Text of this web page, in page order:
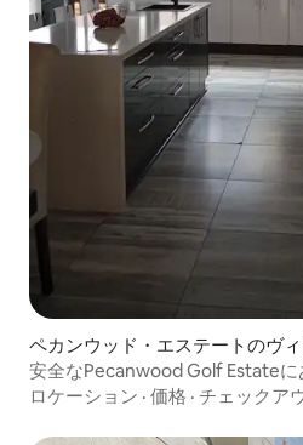
ペカンウッド・エステートのヴ
安全なPecanwood Golf Estateに
ロケーション · 価格 · チェックア